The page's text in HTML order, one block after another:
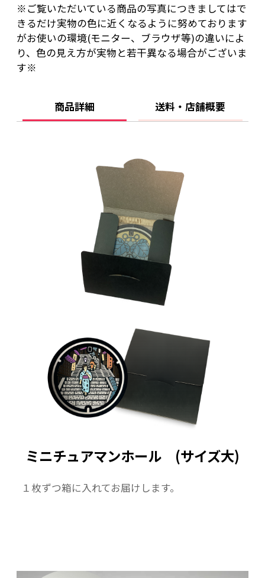
※ご覧いただいている商品の写真につきましてはで
きるだけ実物の色に近くなるように努めております
がお使いの環境(モニター、ブラウザ等)の違いによ
り、色の見え方が実物と若干異なる場合がございま
す※
商品詳細 送料・店舗概要
ミニチュアマンホール (サイズ大)
１枚ずつ箱に入れてお届けします。